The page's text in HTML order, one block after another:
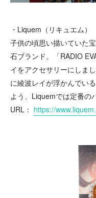
・Liquem（リキュエム）
子供の頃思い描いていた
石ブランド。「RADIO
イをアクセサリーにしま
に綾波レイが浮かんでい
よう、Liquemでは定番の
URL： https://